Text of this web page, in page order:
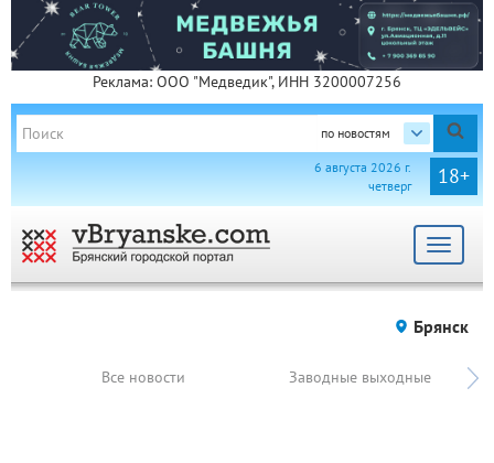
Реклама: ООО "Медведик", ИНН 3200007256
по новостям
18+
6 августа 2026 г.
четверг
Toggle
Брянск
Все новости Заводные выходные